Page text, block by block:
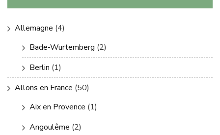
Allemagne (4)
Bade-Wurtemberg (2)
Berlin (1)
Allons en France (50)
Aix en Provence (1)
Angoulême (2)